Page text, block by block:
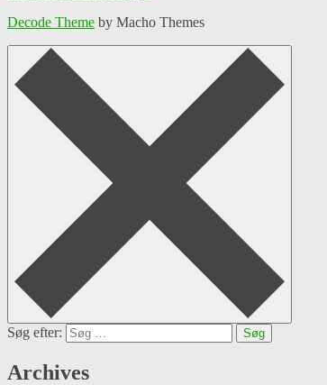
Decode Theme by Macho Themes
Søg efter:
Archives